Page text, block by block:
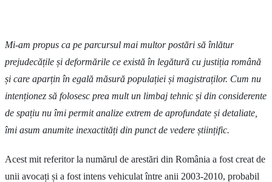
Mi-am propus ca pe parcursul mai multor postări să înlătur
prejudecățile și deformările ce există în legătură cu justiția română
și care aparțin în egală măsură populației și magistraților. Cum nu
intenționez să folosesc prea mult un limbaj tehnic și din considerente
de spațiu nu îmi permit analize extrem de aprofundate și detaliate,
îmi asum anumite inexactități din punct de vedere științific.
Acest mit referitor la numărul de arestări din România a fost creat de
unii avocați și a fost intens vehiculat între anii 2003-2010, probabil